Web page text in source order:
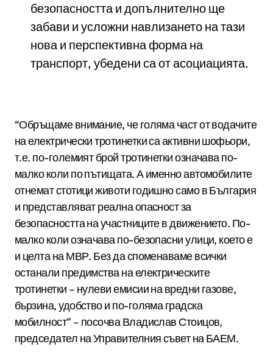
безопасността и допълнително ще
забави и усложни навлизането на тази
нова и перспективна форма на
транспорт, убедени са от асоциацията.
“Обръщаме внимание, че голяма част от водачите
на електрически тротинетки са активни шофьори,
т.е. по-големият брой тротинетки означава по-
малко коли по пътищата. А именно автомобилите
отнемат стотици животи годишно само в България
и представляват реална опасност за
безопасността на участниците в движението. По-
малко коли означава по-безопасни улици, което е
и целта на МВР. Без да споменаваме всички
останали предимства на електрическите
тротинетки – нулеви емисии на вредни газове,
бързина, удобство и по-голяма градска
мобилност” – посочва Владислав Стоицов,
председател на Управителния съвет на БАЕМ.